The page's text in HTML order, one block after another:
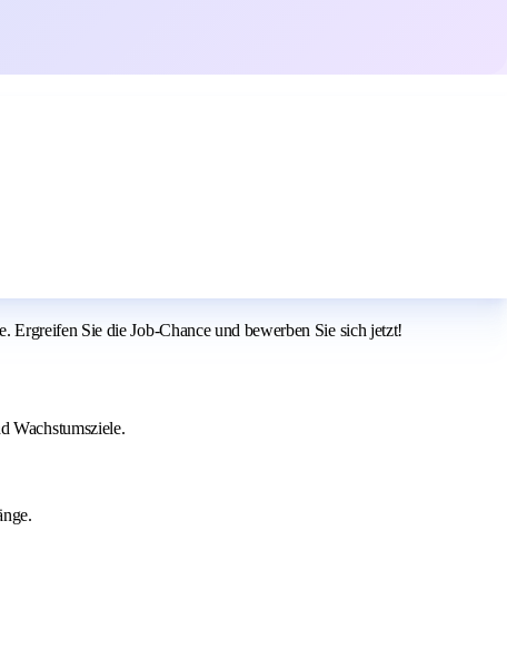
Ergreifen Sie die Job-Chance und bewerben Sie sich jetzt!
Wachstumsziele.